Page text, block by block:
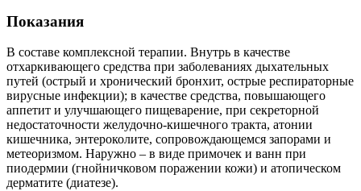
Показания
В составе комплексной терапии. Внутрь в качестве
отхаркивающего средства при заболеваниях дыхательных
путей (острый и хронический бронхит, острые респираторные
вирусные инфекции); в качестве средства, повышающего
аппетит и улучшающего пищеварение, при секреторной
недостаточности желудочно-кишечного тракта, атонии
кишечника, энтероколите, сопровождающемся запорами и
метеоризмом. Наружно – в виде примочек и ванн при
пиодермии (гнойничковом поражении кожи) и атопическом
дерматите (диатезе).